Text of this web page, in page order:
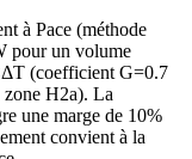
à Pace (méthode
pour un volume
(coefficient G=0.7
H2a). La
une marge de 10%
convient à la